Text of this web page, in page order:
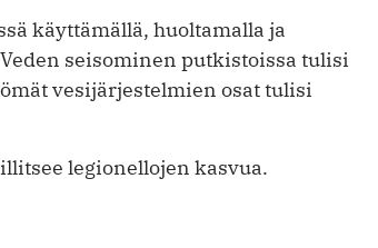
käyttämällä, huoltamalla ja
seisominen putkistoissa tulisi
vesijärjestelmien osat tulisi
legionellojen kasvua.